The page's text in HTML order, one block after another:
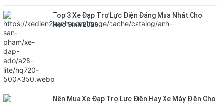
Top 3 Xe Đạp Trợ Lực Điện Đáng Mua Nhất Cho
Học Sinh 2026
Nên Mua Xe Đạp Trợ Lực Điện Hay Xe Máy Điện Cho